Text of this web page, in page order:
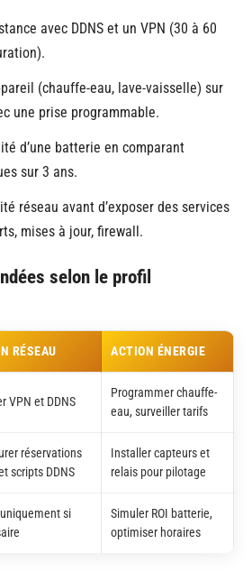
avec DDNS et un VPN (30 à 60
(chauffe-eau, lave-vaisselle) sur
une prise programmable.
d’une batterie en comparant
sur 3 ans.
réseau avant d’exposer des services
mises à jour, firewall.
selon le profil
RÉSEAU ACTION ÉNERGIE
VPN et DDNS
Programmer chauffe-
eau, surveiller tarifs
réservations
scripts DDNS
Installer capteurs et
relais pour pilotage
si
Simuler ROI batterie,
optimiser horaires